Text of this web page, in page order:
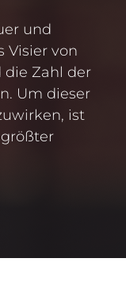
und
Visier von
die Zahl der
Um dieser
ist